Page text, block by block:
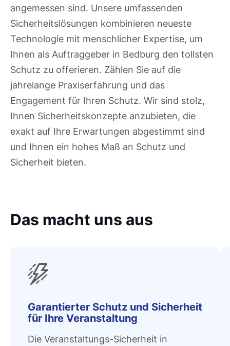
angemessen sind. Unsere umfassenden
Sicherheitslösungen kombinieren neueste
Technologie mit menschlicher Expertise, um
Ihnen als Auftraggeber in Bedburg den tollsten
Schutz zu offerieren. Zählen Sie auf die
jahrelange Praxiserfahrung und das
Engagement für Ihren Schutz. Wir sind stolz,
Ihnen Sicherheitskonzepte anzubieten, die
exakt auf Ihre Erwartungen abgestimmt sind
und Ihnen ein hohes Maß an Schutz und
Sicherheit bieten.
Das macht uns aus
Garantierter Schutz und Sicherheit
für Ihre Veranstaltung
Die Veranstaltungs-Sicherheit in